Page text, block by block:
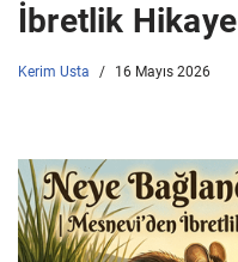
İbretlik Hikaye
Kerim Usta 16 Mayıs 2026